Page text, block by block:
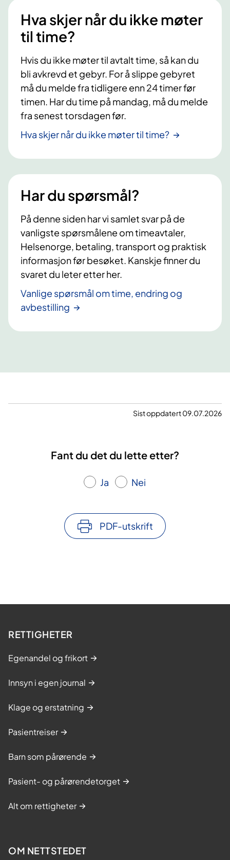
Hva skjer når du ikke møter
til time?
Hvis du ikke møter til avtalt time, så kan du
bli avkrevd et gebyr. For å slippe gebyret
må du melde fra tidligere enn 24 timer før
timen. Har du time på mandag, må du melde
fra senest torsdagen før.
Hva skjer når du ikke møter til time?
Har du spørsmål?
På denne siden har vi samlet svar på de
vanligste spørsmålene om timeavtaler,
Helsenorge, betaling, transport og praktisk
informasjon før besøket. Kanskje finner du
svaret du leter etter her.
Vanlige spørsmål om time, endring og
avbestilling
Sist oppdatert 09.07.2026
Fant du det du lette etter?
Ja Nei
PDF-utskrift
RETTIGHETER
Egenandel og frikort
Innsyn i egen journal
Klage og erstatning
Pasientreiser
Barn som pårørende
Pasient- og pårørendetorget
Alt om rettigheter
OM NETTSTEDET